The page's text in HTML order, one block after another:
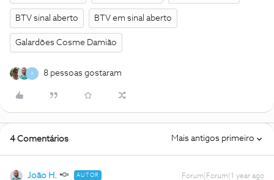
BTV sinal aberto BTV em sinal aberto
Galardões Cosme Damião
A 8 pessoas gostaram
4 Comentários Mais antigos primeiro
João H. AUTOR Forum|Forum|1 year ago